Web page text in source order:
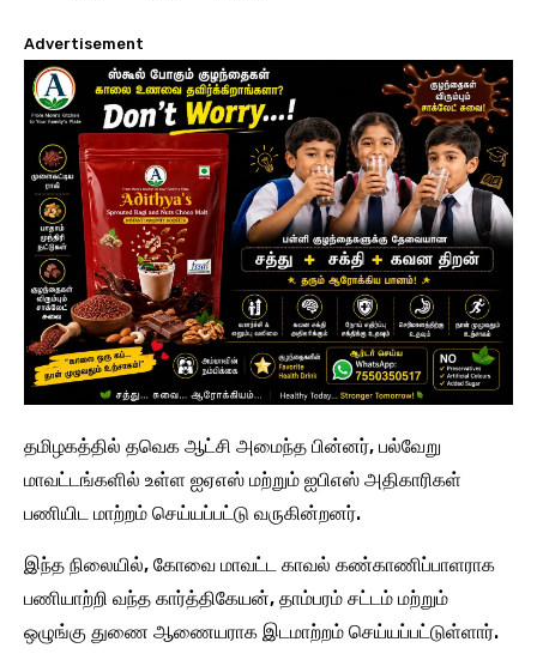
Advertisement
தமிழகத்தில் தவெக ஆட்சி அமைந்த பின்னர், பல்வேறு
மாவட்டங்களில் உள்ள ஐஏஎஸ் மற்றும் ஐபிஎஸ் அதிகாரிகள்
பணியிட மாற்றம் செய்யப்பட்டு வருகின்றனர்.
இந்த நிலையில், கோவை மாவட்ட காவல் கண்காணிப்பாளராக
பணியாற்றி வந்த கார்த்திகேயன், தாம்பரம் சட்டம் மற்றும்
ஒழுங்கு துணை ஆணையராக இடமாற்றம் செய்யப்பட்டுள்ளார்.